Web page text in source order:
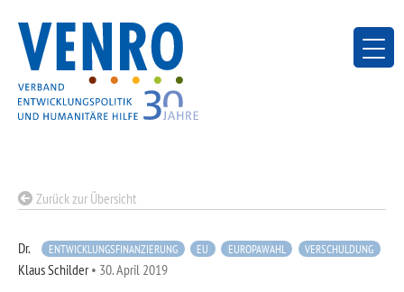
content
Zurück zur Übersicht
ENTWICKLUNGSFINANZIERUNG EU EUROPAWAHL VERSCHULDUNG
Dr.
Klaus Schilder• 30. April 2019